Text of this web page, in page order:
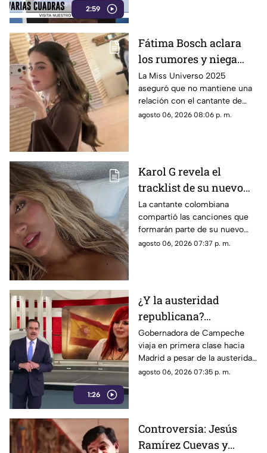
2:59
Fátima Bosch aclara
los rumores y niega
tener un romance con
Natanael Cano
La Miss Universo 2025
aseguró que no mantiene una
relación con el cantante de
corridos tumbados.
agosto 06, 2026 08:06 p. m.
Karol G revela el
tracklist de su nuevo
álbum antes de su
lanzamiento; esta es la
lista completa
La cantante colombiana
compartió las canciones que
formarán parte de su nuevo
material de estudio,
agosto 06, 2026 07:37 p. m.
1:26
¿Y la austeridad
republicana?
Gobernadora Layda
Sansores viaja en
primera clase hacia
Madrid
Gobernadora de Campeche
viaja en primera clase hacia
Madrid a pesar de la austeridad
republicana.
agosto 06, 2026 07:35 p. m.
Controversia: Jesús
Ramírez Cuevas y